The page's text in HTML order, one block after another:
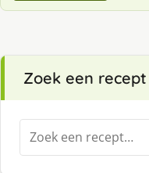
Zoek een recept
Zoeken
naar: